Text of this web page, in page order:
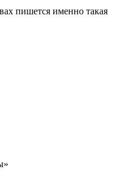
пишется именно такая